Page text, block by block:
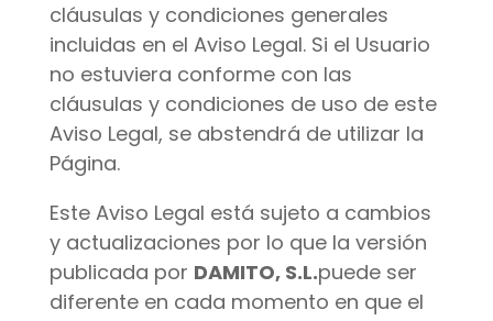
cláusulas y condiciones generales
incluidas en el Aviso Legal. Si el Usuario
no estuviera conforme con las
cláusulas y condiciones de uso de este
Aviso Legal, se abstendrá de utilizar la
Página.
Este Aviso Legal está sujeto a cambios
y actualizaciones por lo que la versión
publicada por DAMITO, S.L.puede ser
diferente en cada momento en que el